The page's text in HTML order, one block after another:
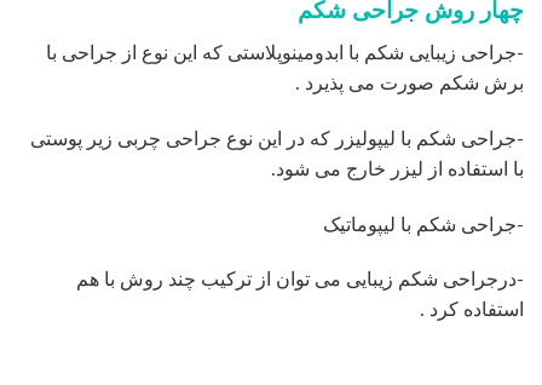
چهار روش جراحی شکم
-جراحی زیبایی شکم با ابدومینوپلاستی که این نوع از جراحی با
برش شکم صورت می پذیرد .
-جراحی شکم با لیپولیزر که در این نوع جراحی چربی زیر پوستی
با استفاده از لیزر خارج می شود.
-جراحی شکم با لیپوماتیک
-درجراحی شکم زیبایی می توان از ترکیب چند روش با هم
استفاده کرد .